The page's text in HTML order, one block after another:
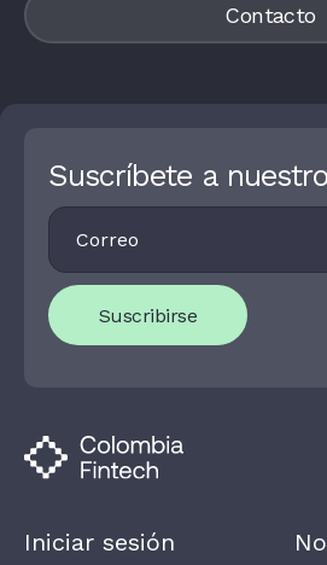
Contacto
Suscríbete a
Footer
Newsletter
Suscribirse
I
O
U
A
R
N
,
V
Iniciar sesión